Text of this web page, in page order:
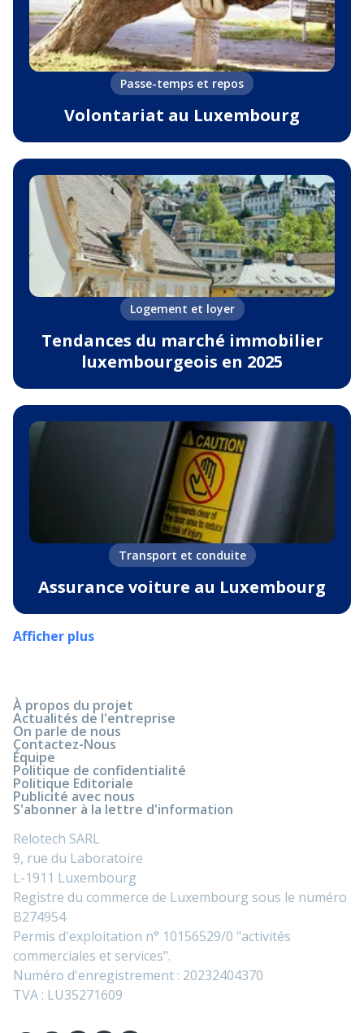
Passe-temps et repos
Volontariat au Luxembourg
Logement et loyer
Tendances du marché immobilier
luxembourgeois en 2025
Transport et conduite
Assurance voiture au Luxembourg
Afficher plus
À propos du projet
Actualités de l'entreprise
On parle de nous
Contactez-Nous
Équipe
Politique de confidentialité
Politique Editoriale
Publicité avec nous
S'abonner à la lettre d'information
Relotech SARL
9, rue du Laboratoire
L-1911 Luxembourg
Registre du commerce de Luxembourg sous le numéro
B274954
Permis d'exploitation n° 10156529/0 "activités
commerciales et services".
Numéro d'enregistrement : 20232404370
TVA : LU35271609